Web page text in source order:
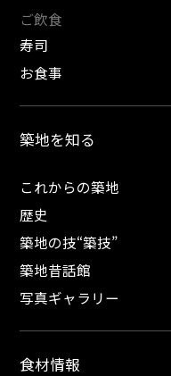
ご飲食
寿司
お食事
築地を知る
これからの築地
歴史
築地の技“築技”
築地昔話館
写真ギャラリー
食材情報